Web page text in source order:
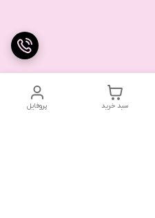
پروفایل سبد خرید